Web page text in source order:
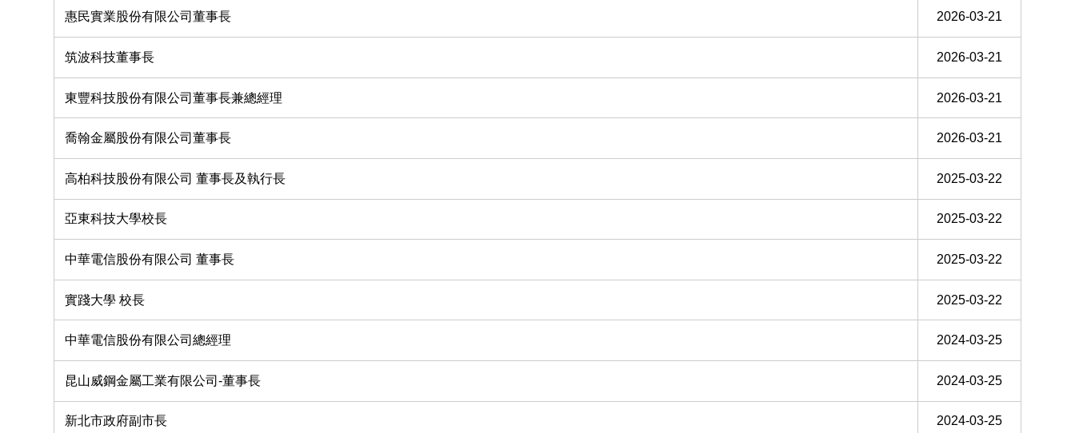
惠民實業股份有限公司董事長 2026-03-21
筑波科技董事長 2026-03-21
東豐科技股份有限公司董事長兼總經理 2026-03-21
喬翰金屬股份有限公司董事長 2026-03-21
高柏科技股份有限公司 董事長及執行長 2025-03-22
亞東科技大學校長 2025-03-22
中華電信股份有限公司 董事長 2025-03-22
實踐大學 校長 2025-03-22
中華電信股份有限公司總經理 2024-03-25
昆山威鋼金屬工業有限公司-董事長 2024-03-25
新北市政府副市長 2024-03-25